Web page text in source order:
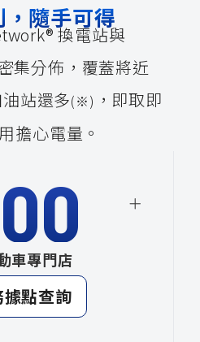
隨手可得
換電站與
集分佈，覆蓋將近
站還多(※) ，即取即
擔心電量。
車專門店
據點查詢